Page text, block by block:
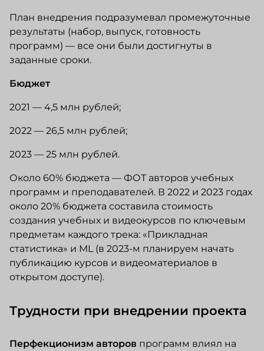
План внедрения подразумевал промежуточные
результаты (набор, выпуск, готовность
программ) — все они были достигнуты в
заданные сроки.
Бюджет
2021 — 4,5 млн рублей;
2022 — 26,5 млн рублей;
2023 — 25 млн рублей.
Около 60% бюджета — ФОТ авторов учебных
программ и преподавателей. В 2022 и 2023 годах
около 20% бюджета составила стоимость
создания учебных и видеокурсов по ключевым
предметам каждого трека: «Прикладная
статистика» и ML (в 2023-м планируем начать
публикацию курсов и видеоматериалов в
открытом доступе).
Трудности при внедрении проекта
Перфекционизм авторов программ влиял на